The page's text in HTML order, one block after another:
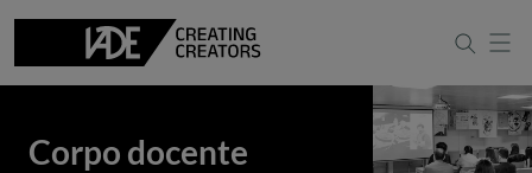
Corpo docente